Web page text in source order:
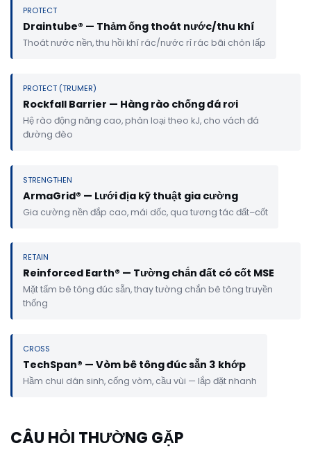
PROTECT
Draintube® — Thảm ống thoát nước/thu khí
Thoát nước nền, thu hồi khí rác/nước rỉ rác bãi chôn lấp
PROTECT (TRUMER)
Rockfall Barrier — Hàng rào chống đá rơi
Hệ rào động năng cao, phân loại theo kJ, cho vách đá
đường đèo
STRENGTHEN
ArmaGrid® — Lưới địa kỹ thuật gia cường
Gia cường nền đắp cao, mái dốc, qua tương tác đất–cốt
RETAIN
Reinforced Earth® — Tường chắn đất có cốt MSE
Mặt tấm bê tông đúc sẵn, thay tường chắn bê tông truyền
thống
CROSS
TechSpan® — Vòm bê tông đúc sẵn 3 khớp
Hầm chui dân sinh, cống vòm, cầu vùi — lắp đặt nhanh
CÂU HỎI THƯỜNG GẶP